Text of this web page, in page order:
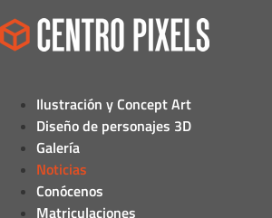
Ilustración y Concept Art
Diseño de personajes 3D
Galería
Noticias
Conócenos
Matriculaciones